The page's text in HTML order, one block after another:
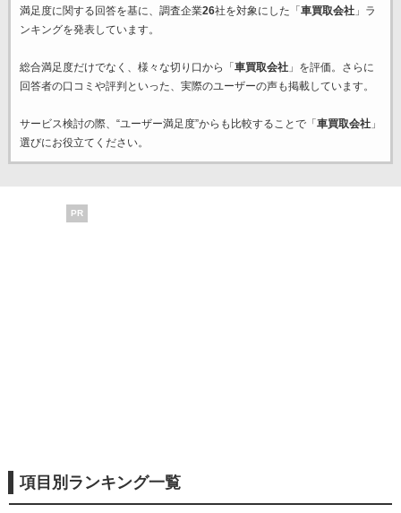
満足度に関する回答を基に、調査企業26社を対象にした「 車買取会社」ラ
ンキングを発表しています。
総合満足度だけでなく、様々な切り口から「 車買取会社」を評価。さらに
回答者の口コミや評判といった、実際のユーザーの声も掲載しています。
サービス検討の際、“ユーザー満足度”からも比較することで「 車買取会社」
選びにお役立てください。
PR
項目別ランキング一覧